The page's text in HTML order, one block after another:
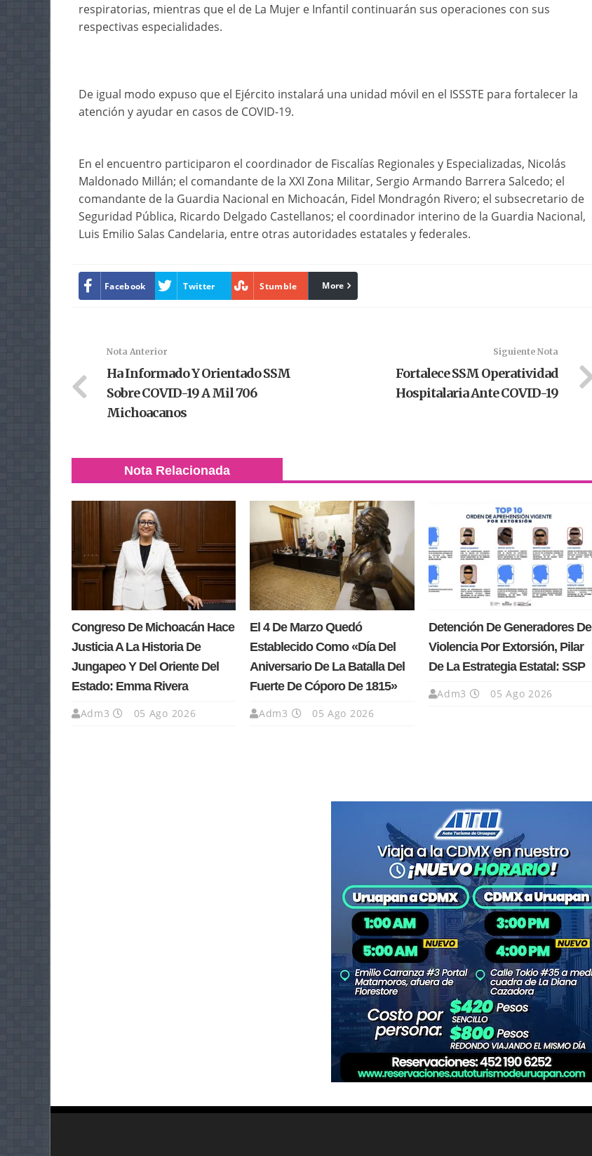
respiratorias, mientras que el de La Mujer e Infantil continuarán sus operaciones con sus
respectivas especialidades.
De igual modo expuso que el Ejército instalará una unidad móvil en el ISSSTE para fortalecer la
atención y ayudar en casos de COVID-19.
En el encuentro participaron el coordinador de Fiscalías Regionales y Especializadas, Nicolás
Maldonado Millán; el comandante de la XXI Zona Militar, Sergio Armando Barrera Salcedo; el
comandante de la Guardia Nacional en Michoacán, Fidel Mondragón Rivero; el subsecretario de
Seguridad Pública, Ricardo Delgado Castellanos; el coordinador interino de la Guardia Nacional,
Luis Emilio Salas Candelaria, entre otras autoridades estatales y federales.
Facebook Twitter Stumble linkedin
More
Nota Anterior
Ha Informado Y Orientado SSM
Sobre COVID-19 A Mil 706
Michoacanos
Siguiente Nota
Fortalece SSM Operatividad
Hospitalaria Ante COVID-19
Nota Relacionada
Congreso De Michoacán Hace
Justicia A La Historia De
Jungapeo Y Del Oriente Del
Estado: Emma Rivera
Adm3 05 Ago 2026
El 4 De Marzo Quedó
Establecido Como «Día Del
Aniversario De La Batalla Del
Fuerte De Cóporo De 1815»
Adm3 05 Ago 2026
Detención De Generadores De
Violencia Por Extorsión, Pilar
De La Estrategia Estatal: SSP
Adm3 05 Ago 2026